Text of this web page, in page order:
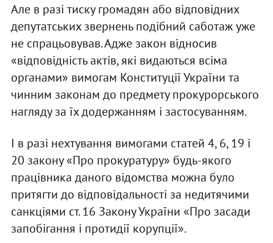
Але в разі тиску громадян або відповідних
депутатських звернень подібний саботаж уже
не спрацьовував. Адже закон відносив
«відповідність актів, які видаються всіма
органами» вимогам Конституції України та
чинним законам до предмету прокурорського
нагляду за їх додержанням і застосуванням.
І в разі нехтування вимогами статей 4, 6, 19 і
20 закону «Про прокуратуру» будь-якого
працівника даного відомства можна було
притягти до відповідальності за недитячими
санкціями ст. 16 Закону України «Про засади
запобігання і протидії корупції».